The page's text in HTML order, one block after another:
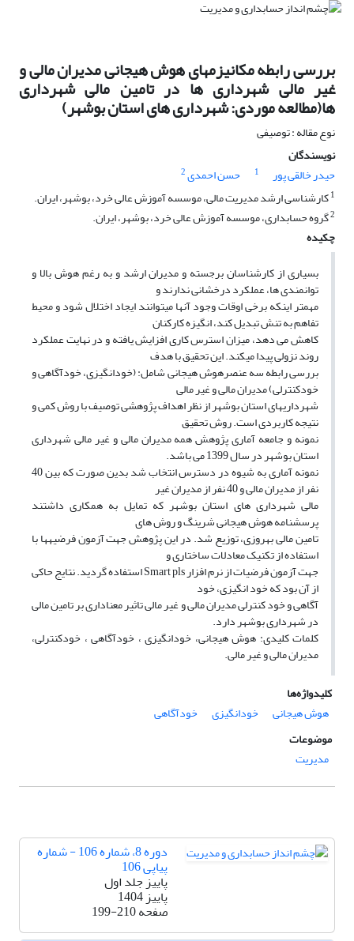
بررسی رابطه مکانیزمهای هوش هیجانی مدیران مالی و
غیر مالی شهرداری ها در تامین مالی شهرداری
ها(مطالعه موردی: شهرداری های استان بوشهر)
نوع مقاله : توصیفی
نویسندگان
حیدر خالقی پور
1 حسن احمدی2
1کارشناسی ارشد مدیریت مالی، موسسه آموزش عالی خرد، بوشهر، ایران.
2گروه حسابداری، موسسه آموزش عالی خرد، بوشهر، ایران.
چکیده
بسیاری از کارشناسان برجسته و مدیران ارشد و به رغم هوش بالا و
توانمندی ها، عملکرد درخشانی ندارند و
مهمتر اینکه برخی اوقات وجود آنها میتوانند ایجاد اختلال شود و محیط
تفاهم به تنش تبدیل کند، انگیزه کارکنان
کاهش می دهد، میزان استرس کاری افزایش یافته و در نهایت عملکرد
روند نزولی پیدا میکند. این تحقیق با هدف
بررسی رابطه سه عنصرهوش هیجانی شامل: (خودانگیزی، خودآگاهی و
خودکنترلی) مدیران مالی و غیر مالی
شهرداریهای استان بوشهر از نظر اهداف پژوهشی توصیف با روش کمی و
نتیجه کاربردی است. روش تحقیق
نمونه و جامعه آماری پژوهش همه مدیران مالی و غیر مالی شهرداری
استان بوشهر در سال 1399 می باشد.
نمونه آماری به شیوه در دسترس انتخاب شد بدین صورت که بین 40
نفر از مدیران مالی و 40 نفر از مدیران غیر
مالی شهرداری های استان بوشهر که تمایل به همکاری داشتند
پرسشنامه هوش هیجانی شرینگ و روش های
تامین مالی بهروزی، توزیع شد. در این پژوهش جهت آزمون فرضیهها با
استفاده از تکنیک معادلات ساختاری و
جهت آزمون فرضیات از نرم افزار Smart pls استفاده گردید. نتایج حاکی
از آن بود که خود انگیزی، خود
آگاهی و خود کنترلی مدیران مالی و غیر مالی تاثیر معناداری بر تامین مالی
در شهرداری بوشهر دارد.
کلمات کلیدی: هوش هیجانی، خودانگیزی ، خودآگاهی ، خودکنترلی،
مدیران مالی و غیر مالی.
کلیدواژه‌ها
هوش هیجانی
خودانگیزی
خودآگاهی
موضوعات
مدیریت
دوره 8، شماره 106 - شماره
پیاپی 106
پاییز جلد اول
پاییز 1404
صفحه199-210